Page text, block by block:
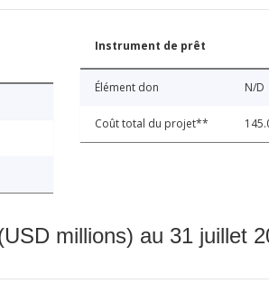
Instrument de prêt
Élément don N/D
Coût total du projet**
millions) au 31 juillet